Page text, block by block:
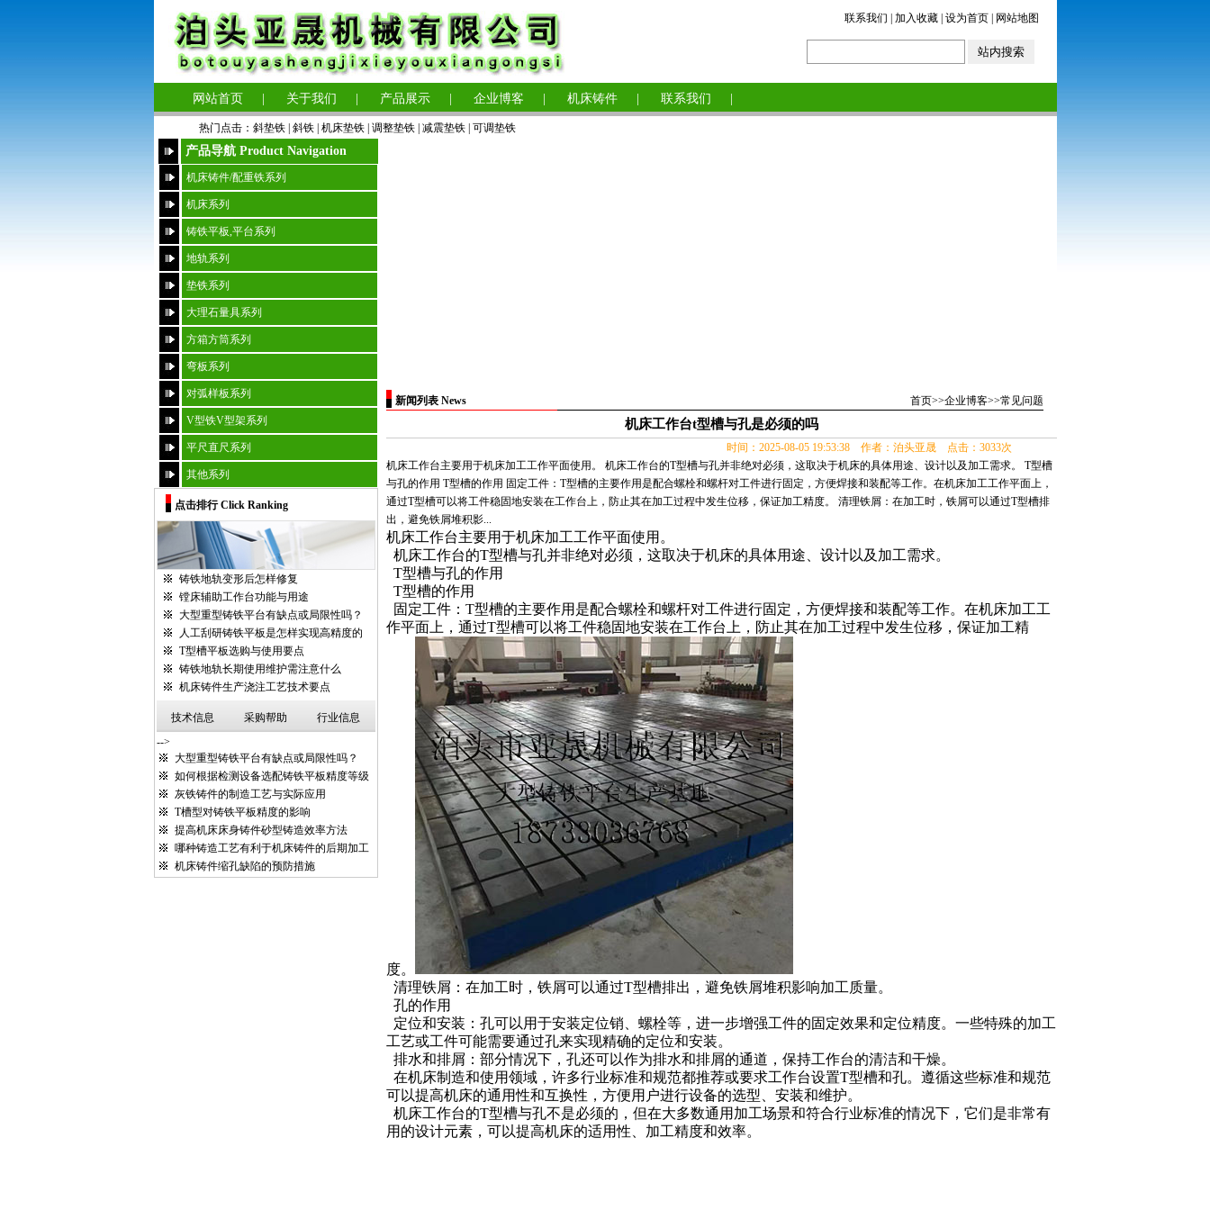
联系我们 加入收藏| 设为首页| 网站地图
网站首页 关于我们 产品展示 企业博客 机床铸件 联系我们
热门点击： 斜垫铁| 斜铁 | 机床垫铁| 调整垫铁| 减震垫铁| 可调垫铁
产品导航 Product Navigation
机床铸件/配重铁系列
机床系列
铸铁平板,平台系列
地轨系列
垫铁系列
大理石量具系列
方箱方筒系列
弯板系列
对弧样板系列
V型铁V型架系列
平尺直尺系列
其他系列
点击排行 Click Ranking
铸铁地轨变形后怎样修复
镗床辅助工作台功能与用途
大型重型铸铁平台有缺点或局限性吗？
人工刮研铸铁平板是怎样实现高精度的
T型槽平板选购与使用要点
铸铁地轨长期使用维护需注意什么
机床铸件生产浇注工艺技术要点
技术信息 采购帮助
行业信息
-->
大型重型铸铁平台有缺点或局限性吗？
如何根据检测设备选配铸铁平板精度等级
灰铁铸件的制造工艺与实际应用
T槽型对铸铁平板精度的影响
提高机床床身铸件砂型铸造效率方法
哪种铸造工艺有利于机床铸件的后期加工
机床铸件缩孔缺陷的预防措施
新闻列表 News 首页>>企业博客>>常见问题
机床工作台t型槽与孔是必须的吗
时间：2025-08-05 19:53:38 作者：泊头亚晟 点击：3033次
机床工作台主要用于机床加工工作平面使用。 机床工作台的T型槽与孔并非绝对必须，这取决于机床的具体用途、设计以及加工需求。 T型槽
与孔的作用 T型槽的作用 固定工件：T型槽的主要作用是配合螺栓和螺杆对工件进行固定，方便焊接和装配等工作。在机床加工工作平面上，
通过T型槽可以将工件稳固地安装在工作台上，防止其在加工过程中发生位移，保证加工精度。 清理铁屑：在加工时，铁屑可以通过T型槽排
出，避免铁屑堆积影...
机床工作台主要用于机床加工工作平面使用。
机床工作台的T型槽与孔并非绝对必须，这取决于机床的具体用途、设计以及加工需求。
T型槽与孔的作用
T型槽的作用
固定工件： T型槽的主要作用是配合螺栓和螺杆对工件进行固定，方便焊接和装配等工作。在机床加工工
作平面上，通过T型槽可以将工件稳固地安装在工作台上，防止其在加工过程中发生位移，保证加工精
度。
清理铁屑：在加工时，铁屑可以通过T型槽排出，避免铁屑堆积影响加工质量。
孔的作用
定位和安装：孔可以用于安装定位销、螺栓等，进一步增强工件的固定效果和定位精度。一些特殊的加工
工艺或工件可能需要通过孔来实现精确的定位和安装。
排水和排屑：部分情况下，孔还可以作为排水和排屑的通道，保持工作台的清洁和干燥。
在机床制造和使用领域，许多行业标准和规范都推荐或要求工作台设置T型槽和孔。遵循这些标准和规范
可以提高机床的通用性和互换性，方便用户进行设备的选型、安装和维护。
机床工作台的T型槽与孔不是必须的，但在大多数通用加工场景和符合行业标准的情况下，它们是非常有
用的设计元素，可以提高机床的适用性、加工精度和效率。